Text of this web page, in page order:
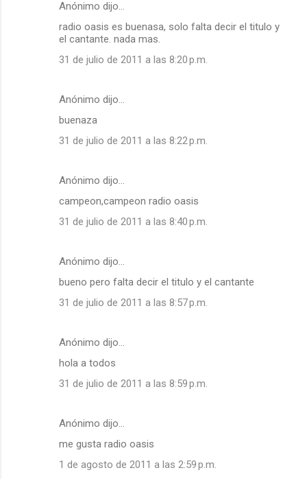
Anónimo dijo…
radio oasis es buenasa, solo falta decir el titulo y
el cantante. nada mas.
31 de julio de 2011 a las 8:20 p.m.
Anónimo dijo…
buenaza
31 de julio de 2011 a las 8:22 p.m.
Anónimo dijo…
campeon,campeon radio oasis
31 de julio de 2011 a las 8:40 p.m.
Anónimo dijo…
bueno pero falta decir el titulo y el cantante
31 de julio de 2011 a las 8:57 p.m.
Anónimo dijo…
hola a todos
31 de julio de 2011 a las 8:59 p.m.
Anónimo dijo…
me gusta radio oasis
1 de agosto de 2011 a las 2:59 p.m.